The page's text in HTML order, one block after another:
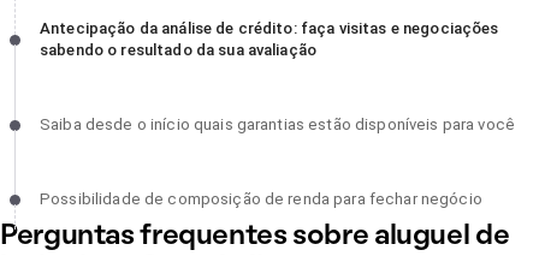
Antecipação da análise de crédito: faça visitas e negociações
sabendo o resultado da sua avaliação, incompleto
Antecipação da análise de crédito: faça visitas e negociações
sabendo o resultado da sua avaliação
Saiba desde o início quais garantias estão disponíveis para você,
Saiba desde o início quais garantias estão disponíveis para você
Possibilidade de composição de renda para fechar negócio,
incompleto
Possibilidade de composição de renda para fechar negócio
Perguntas frequentes sobre aluguel de